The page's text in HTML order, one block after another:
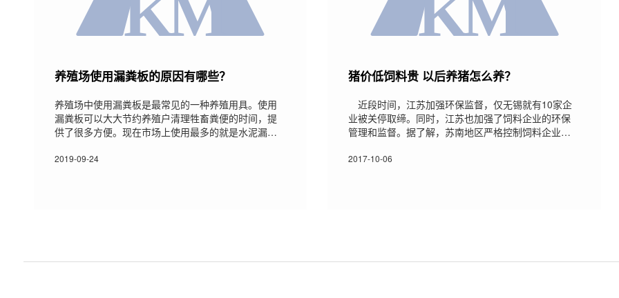
养殖场使用漏粪板的原因有哪些？
养殖场中使用漏粪板是最常见的一种养殖用具。使用
漏粪板可以大大节约养殖户清理牲畜粪便的时间，提
供了很多方便。现在市场上使用最多的就是水泥漏粪
理，用铲子铲，用水桶装，非常的消耗时间和精力，
2019-09-24
猪价低饲料贵 以后养猪怎么养？
近段时间，江苏加强环保监督，仅无锡就有10家企
业被关停取缔。同时，江苏也加强了饲料企业的环保
管理和监督。据了解，苏南地区严格控制饲料企业数
这给饲料企业带来了不少影响。比如苏州海大在前几
2017-10-06